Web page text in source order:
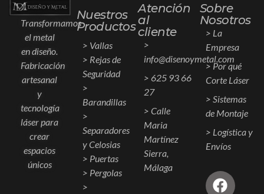
Transformamos
el metal
en diseño.
Fabricación
artesanal
y
tecnología
láser para
crear
espacios
únicos
Nuestros
Productos
> Vallas
> Rejas de
Seguridad
>
Barandillas
>
Separadores
y Celosias
> Puertas
> Pergolas
>
Atención
al
cliente
>
info@disenoymetal.com
> 625 93 66
27
> Calle
Maria
Martínez
Sierra,
Málaga
Sobre
Nosotros
> La
Empresa
> Por qué
Corte Láser
> Sistemas
de Montaje
> Logística y
Envíos